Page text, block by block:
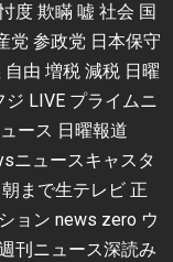
度 欺瞞 嘘 社会 国
党 参政党 日本保守
由 増税 減税 日曜
LIVE プライムニ
ース 日曜報道
ニュースキャスタ
まで生テレビ 正
ョン news zero ウ
刊ニュース深読み